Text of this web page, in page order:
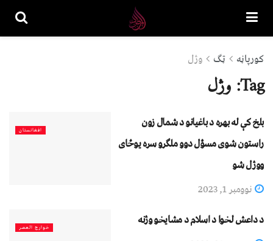
کورپاڼه ټګ وژل
Tag: وژل
افغانستان
بلخ کې له بهره د باغیانو د شمال زون
راستون شوی مسؤل دوو ملګرو سره یوځای
ووژل شو
نوومبر 1, 2023
خوارج العصر
د داعش لخوا د اسلام د مشایخو وژنه